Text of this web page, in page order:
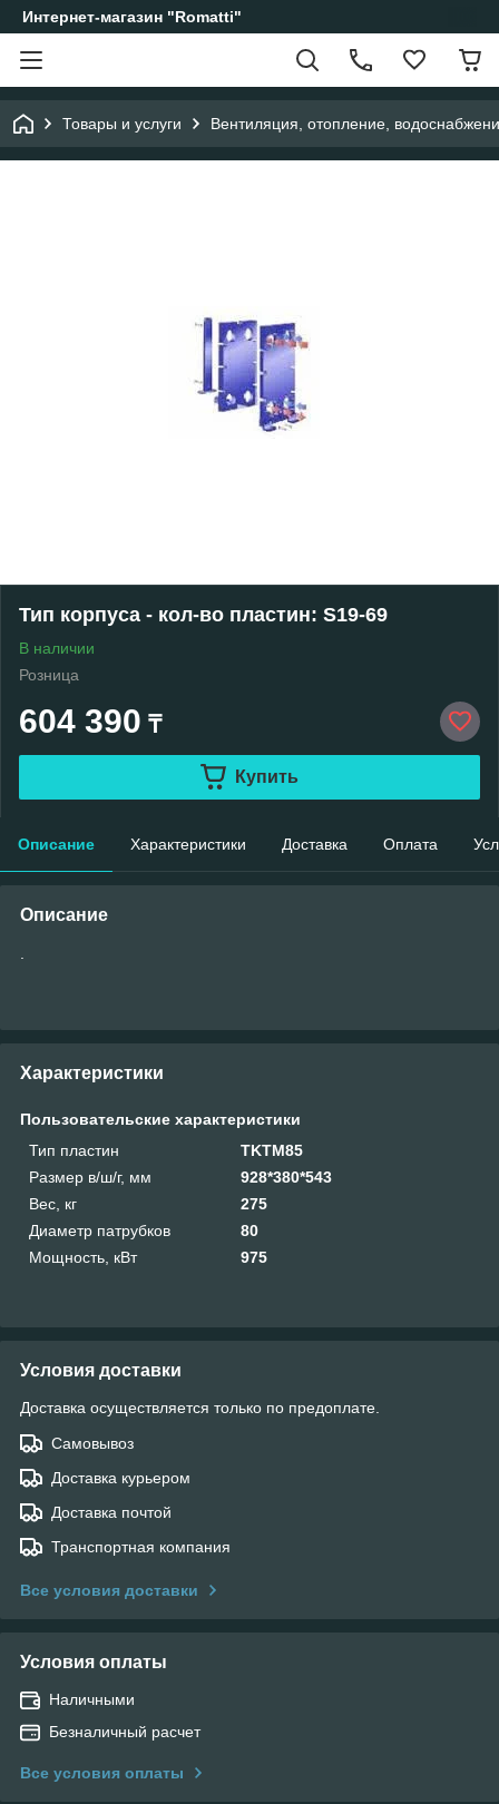
Интернет-магазин "Romatti"
Товары и услуги Вентиляция, отопление,
Тип корпуса - кол-во пластин: S19-69
В наличии
Розница
604 390 ₸
Купить
Описание Характеристики Доставка Оплата
Описание
Характеристики
Пользовательские характеристики
Тип пластин
TKTM85
Размер в/ш/г, мм
928*380*543
Вес, кг
275
Диаметр патрубков
80
Мощность, кВт
975
Условия доставки
Доставка осуществляется только по предоплате.
Самовывоз
Доставка курьером
Доставка почтой
Транспортная компания
Все условия доставки
Условия оплаты
Наличными
Безналичный расчет
Все условия оплаты